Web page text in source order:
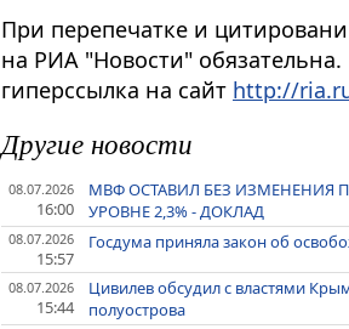
При перепечатке и
на РИА "Новости"
гиперссылка на сайт http://
Другие новости
08.07.2026
16:00
МВФ ОСТАВИЛ БЕЗ ИЗМЕНЕНИЯ
УРОВНЕ 2,3% - ДОКЛАД
08.07.2026
15:57
Госдума приняла закон об
08.07.2026
15:44
Цивилев обсудил с властями
полуострова